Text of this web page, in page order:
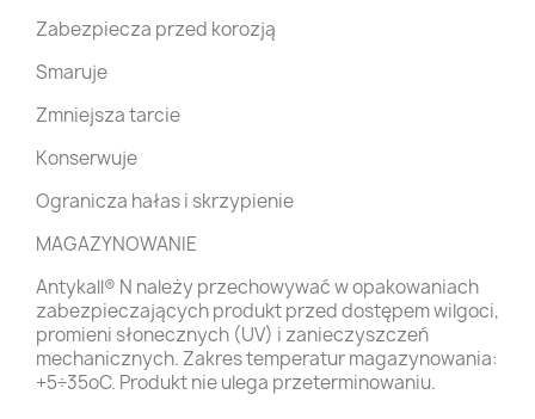
Zabezpiecza przed korozją
Smaruje
Zmniejsza tarcie
Konserwuje
Ogranicza hałas i skrzypienie
MAGAZYNOWANIE
Antykall® N należy przechowywać w opakowaniach
zabezpieczających produkt przed dostępem wilgoci,
promieni słonecznych (UV) i zanieczyszczeń
mechanicznych. Zakres temperatur magazynowania:
+5÷35oC. Produkt nie ulega przeterminowaniu.